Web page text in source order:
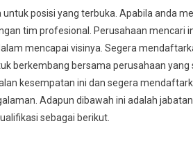
posisi yang terbuka. Apabila anda
tim profesional. Perusahaan mencari
mencapai visinya. Segera
berkembang bersama perusahaan yang
kesempatan ini dan segera
Adapun dibawah ini adalah
sebagai berikut.